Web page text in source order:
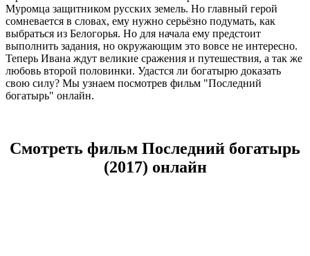
Муромца защитником русских земель. Но главный герой
сомневается в словах, ему нужно серьёзно подумать, как
выбраться из Белогорья. Но для начала ему предстоит
выполнить задания, но окружающим это вовсе не интересно.
Теперь Ивана ждут великие сражения и путешествия, а так же
любовь второй половинки. Удастся ли богатырю доказать
свою силу? Мы узнаем посмотрев фильм "Последний
богатырь" онлайн.
Смотреть фильм Последний богатырь
(2017) онлайн